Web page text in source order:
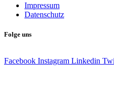
Impressum
Datenschutz
Folge uns
Facebook Instagram Linkedin